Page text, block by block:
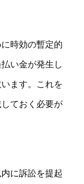
時効の暫定的
い金が発生し
ます。これを
ておく必要が
に訴訟を提起